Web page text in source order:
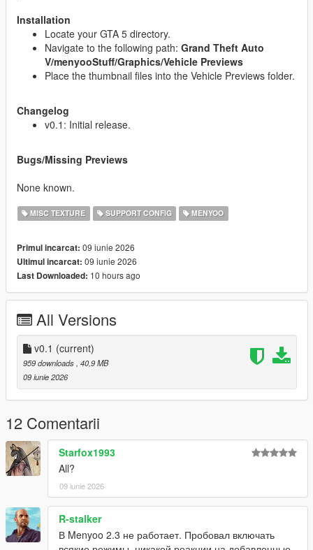
Installation
Locate your GTA 5 directory.
Navigate to the following path: Grand Theft Auto
V/menyooStuff/Graphics/Vehicle Previews
Place the thumbnail files into the Vehicle Previews folder.
Changelog
v0.1: Initial release.
Bugs/Missing Previews
None known.
MISC TEXTURE SUPPORT CONFIG MENYOO
Primul incarcat: 09 iunie 2026
Ultimul incarcat: 09 iunie 2026
Last Downloaded: 10 hours ago
All Versions
v0.1 (current)
959 downloads, 40,9 MB
09 iunie 2026
12 Comentarii
Starfox1993
All?
09 iunie 2026
R-stalker
В Menyoo 2.3 не работает. Пробовал включать